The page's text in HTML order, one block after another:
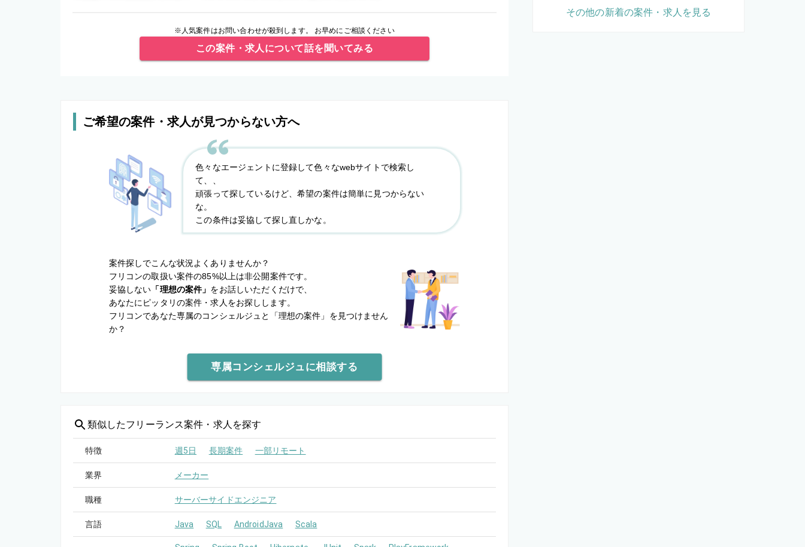
※人気案件はお問い合わせが殺到します。 お早めにご相談ください
この案件・求人について話を聞いてみる
ご希望の案件・求人が見つからない方へ
色々なエージェントに登録して色々なwebサイトで検索し
て、、
頑張って探しているけど、希望の案件は簡単に見つからない
な。
この条件は妥協して探し直しかな。
案件探しでこんな状況よくありませんか？
フリコンの取扱い案件の85%以上は非公開案件です。
妥協しない 「理想の案件」 をお話しいただくだけで、
あなたにピッタリの案件・求人をお探しします。
フリコンであなた専属のコンシェルジュと
「理想の案件」を見つけません
か？
専属コンシェルジュに相談する
類似したフリーランス案件・求人を探す
特徴 週5日 長期案件 一部リモート
業界 メーカー
職種 サーバーサイドエンジニア
言語 Java SQL AndroidJava Scala
その他の新着の案件・求人を見る